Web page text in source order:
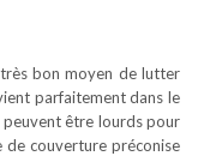
bon moyen de lutter
parfaitement dans le
peuvent être lourds pour
de couverture préconise